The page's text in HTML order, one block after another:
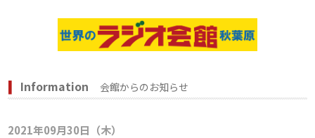
Information 会館からのお知らせ
2021年09月30日（木）